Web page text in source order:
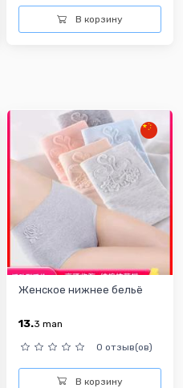
В корзину
Женское нижнее бельё
13.3 man
0 отзыв(ов)
В корзину